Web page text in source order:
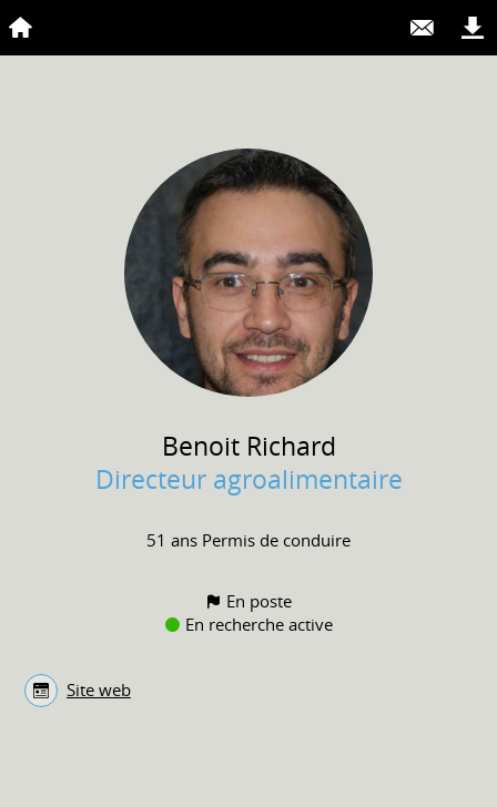
Benoit Richard
Directeur agroalimentaire
51 ans Permis de conduire
En poste
En recherche active
Site web